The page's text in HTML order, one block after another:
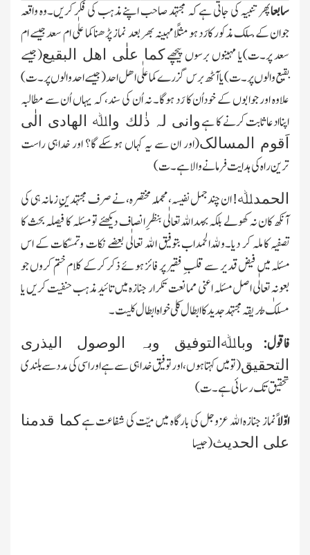
سابعاپھر تنبیہ کی جاتی ہے کہ مجتہد صاحب اپنے مذہب کی فکر کریں۔وہ واقعہ
جوان کے مسلك مذکور کارَد ہو مثلًا مہینہ بھر بعد نماز پڑھناکما علٰی ام سعدجیسے ام
سعد پر۔ت)یا مہینوں برسوں پیچھےکما علٰی اھل البقیع(جیسے
بقیع والوں پر۔ت)یا آٹھ برس گزرے کماعلٰی اھل احد(جیسے احد والوں پر۔ت)
علاوہ اور جوابوں کے خوداُن کا رَد ہوگا۔ نہ اُن کی سند،کہیہاں اُن سے مطالبہ
اپناادعا ثابت کرنے کا ہےوا نی لہ ذٰلك واﷲ الھادی الٰی
اَقوم المسالک(اور ان سے یہ کہاں ہوسکے گا؟ اور خداہی راست
ترین راہ کی ہدایت فرمانے والا ہے۔ت)
الحمدﷲ!ان چند جمل نفیسہ، مجملہ مختصرہ، نے صرف مجتہدینِ زمانہ ہی کی
آنکھ کان نہ کھولے بلکہ بحمداﷲتعالٰی بنظرِ انصاف دیکھئے تو مسئلہ کا فیصلہ بحث کا
تصفیہ کاملہ کر دیا۔وﷲالحمداب بتوفیق اﷲ تعالٰی بعضے نکات وتمسّکات کے اس
مسئلہ میں فیض قدیر سے قلبِ فقیر پر فائز ہوئے ذکر کرکے کلام ختم کروں جو
بعونہٖ تعالٰی اصل مسئلہ اعنی ممانعت تکرار جنازہ میںتائید مذہب حنفیت کریں یا
مسلكطریقہ مجتہد جدید کا ابطال کلی خواہ ابطال کلیت۔
فاقول:
وباﷲالتوفیق وبہ الوصول الیذری
التحقیق(تو میں کہتا ہوں، اور توفیق خدا ہی سے ہے اور اسی کی مدد سے بلندی
تحقیق تك رسائی ہے۔ت)
اوّلاًنماز جنازہ اﷲ عزوجل کی بارگاہ میں میّت کی شفاعت ہےکما قدمنا
علی الحدیث(جیسا